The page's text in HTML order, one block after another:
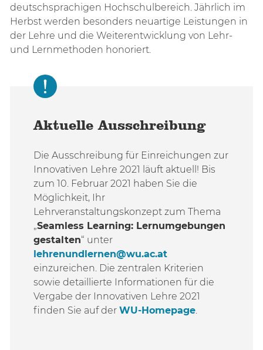
deutschsprachigen Hochschulbereich. Jährlich im
Herbst werden besonders neuartige Leistungen in
der Lehre und die Weiterentwicklung von Lehr-
und Lernmethoden honoriert.
Aktuelle Ausschreibung
Die Ausschreibung für Einreichungen zur
Innovativen Lehre 2021 läuft aktuell! Bis
zum 10. Februar 2021 haben Sie die
Möglichkeit, Ihr
Lehrveranstaltungskonzept zum Thema
„Seamless Learning: Lernumgebungen
gestalten“ unter
lehrenundlernen@wu.ac.at
einzureichen. Die zentralen Kriterien
sowie detaillierte Informationen für die
Vergabe der Innovativen Lehre 2021
finden Sie auf der WU-Homepage.